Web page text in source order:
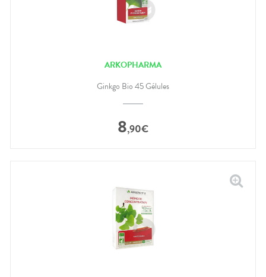
ARKOPHARMA
Ginkgo Bio 45 Gélules
8,90€